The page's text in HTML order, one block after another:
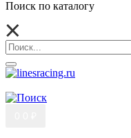
Поиск по каталогу